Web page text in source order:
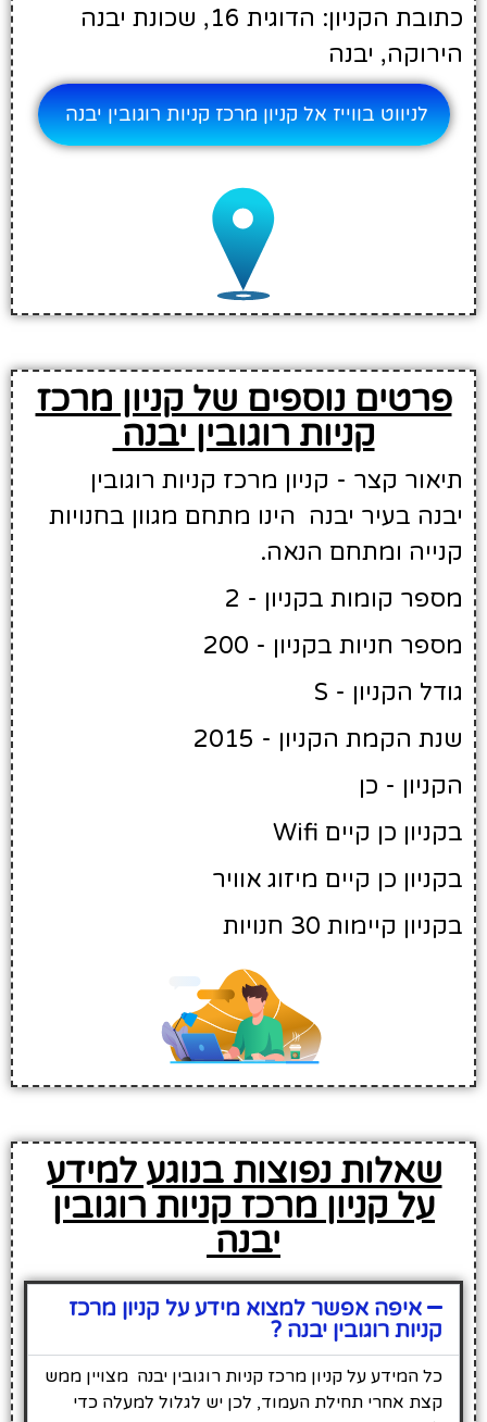
כתובת הקניון: הדוגית 16, שכונת יבנה
הירוקה, יבנה
לניווט בווייז אל קניון מרכז קניות רוגובין יבנה
פרטים נוספים של קניון מרכז
קניות רוגובין יבנה
תיאור קצר - קניון מרכז קניות רוגובין
יבנה בעיר יבנה הינו מתחם מגוון בחנויות
קנייה ומתחם הנאה.
מספר קומות בקניון - 2
מספר חניות בקניון - 200
גודל הקניון - S
שנת הקמת הקניון - 2015
הקניון - כן
בקניון כן קיים Wifi
בקניון כן קיים מיזוג אוויר
בקניון קיימות 30 חנויות
שאלות נפוצות בנוגע למידע
על קניון מרכז קניות רוגובין
יבנה
איפה אפשר למצוא מידע על קניון מרכז
קניות רוגובין יבנה ?
כל המידע על קניון מרכז קניות רוגובין יבנה מצויין ממש
קצת אחרי תחילת העמוד, לכן יש לגלול למעלה כדי